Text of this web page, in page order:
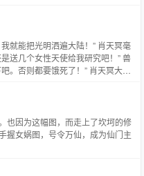
道再一次为大家演绎盛夏大餐！ 让
同万马奔
就能把光明洒遍大陆！” 肖天冥毫
送几个女性天使给我研究吧！” 兽
。否则都要饿死了！” 肖天冥大度
天冥爽快地回答：“遵命！不过能
也因为这幅图，而走上了坎坷的修
握女娲图，号令万仙，成为仙门主